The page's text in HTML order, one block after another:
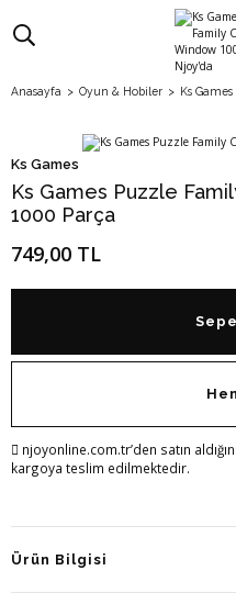
Anasayfa Oyun & Hobiler Ks
Ks Games
Ks Games Puzzle
1000 Parça
749,00 TL
njoyonline.com.tr’den satın
kargoya teslim edilmektedir.
Ürün Bilgisi